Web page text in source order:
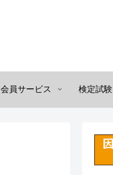
会員サービス 検定試験